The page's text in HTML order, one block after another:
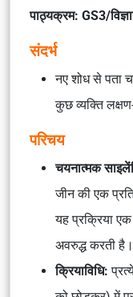
पाठ्यक्रम: GS3/
संदर्भ
नए शोध से पता
कुछ व्यक्ति
परिचय
चयनात्मक
जीन की एक
यह प्रक्रिया
अवरुद्ध करती है।
क्रियाविधि: